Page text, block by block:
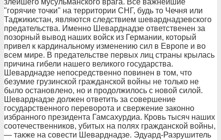
злейшего мусульманского врага. Все важнейшие
"горячие точки" на территории СНГ, будь то Чечня или
Таджикистан, являются следствием шеварднадзевского
предательства. Именно Шеварднадзе ответственен за
позорный вывод наших войск из Германии, который
привел к кардинальному изменению сил в Европе и во
всем мире. В предательстве первых лиц страны крылась
причина гибели нашего великого государства.
Шеварднадзе непосредственно повинен в том, что
безумие грузинской гражданской войны не только не
было остановлено, но и продолжилось с новой силой.
Шеварднадзе должен ответить за совершение
государственного переворота и свержение законно
избранного президента Гамсахурдиа. Кровь тысяч наших
соотечественников, убитых на полях гражданской войны,
— также на совести Шеварднадзе. Эдуард-Разрушитель